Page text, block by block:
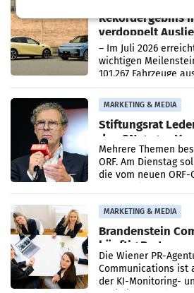
Rekordergebnis
verdoppelt
überschreitet die
– Im Juli 2026
wichtigen
101.267 Fahrzeuge
Ergebnis gegenüber
verdoppelte (+102
MARKETING & MEDIA
Stiftungsrat
den SN gegen
Mehrere Themen
ORF. Am Dienstag
die vom neuen ORF-
MARKETING & MEDIA
Brandenstein
künftig Partner
Die Wiener PR-
Communications ist
der KI-Monitoring-